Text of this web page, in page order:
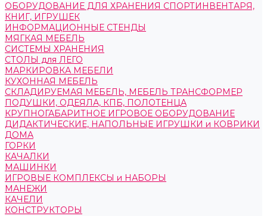
ОБОРУДОВАНИЕ ДЛЯ ХРАНЕНИЯ СПОРТИНВЕНТАРЯ,
КНИГ, ИГРУШЕК
ИНФОРМАЦИОННЫЕ СТЕНДЫ
МЯГКАЯ МЕБЕЛЬ
СИСТЕМЫ ХРАНЕНИЯ
СТОЛЫ для ЛЕГО
МАРКИРОВКА МЕБЕЛИ
КУХОННАЯ МЕБЕЛЬ
СКЛАДИРУЕМАЯ МЕБЕЛЬ, МЕБЕЛЬ ТРАНСФОРМЕР
ПОДУШКИ, ОДЕЯЛА, КПБ, ПОЛОТЕНЦА
КРУПНОГАБАРИТНОЕ ИГРОВОЕ ОБОРУДОВАНИЕ
ДИДАКТИЧЕСКИЕ, НАПОЛЬНЫЕ ИГРУШКИ и КОВРИКИ
ДОМА
ГОРКИ
КАЧАЛКИ
МАШИНКИ
ИГРОВЫЕ КОМПЛЕКСЫ и НАБОРЫ
МАНЕЖИ
КАЧЕЛИ
КОНСТРУКТОРЫ